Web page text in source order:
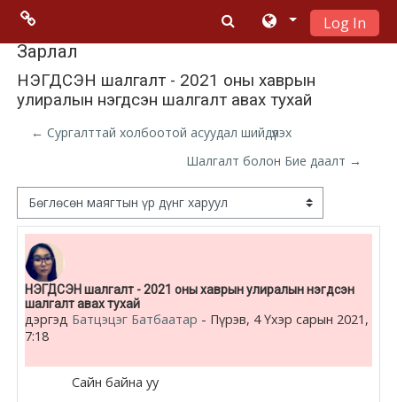
Menu 2
Moodle
community
free support
Moodle
development
Moodle
Docs
Log In
Зарлал
НЭГДСЭН шалгалт - 2021 оны хаврын
улиралын нэгдсэн шалгалт авах тухай
← Сургалттай холбоотой асуудал шийдүүлэх
Шалгалт болон Бие даалт →
Дэлгэцний горим
НЭГДСЭН шалгалт - 2021 оны хаврын улиралын нэгдсэн
шалгалт авах тухай
дэргэд Батцэцэг Батбаатар - Пүрэв, 4 Үхэр сарын 2021,
7:18
Number of replies: 0
Сайн байна уу